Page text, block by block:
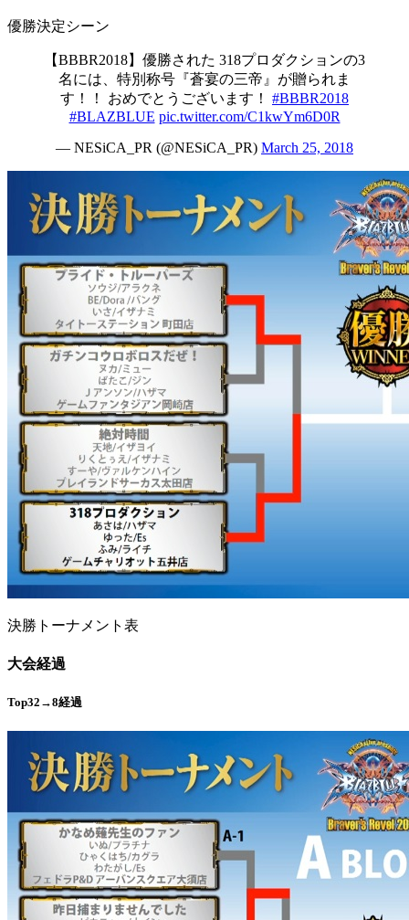
優勝決定シーン
【BBBR2018】優勝された 318プロダクションの3
名には、特別称号『蒼宴の三帝』が贈られま
す！！ おめでとうございます！ #BBBR2018
#BLAZBLUE pic.twitter.com/C1kwYm6D0R
— NESiCA_PR (@NESiCA_PR) March 25, 2018
決勝トーナメント表
大会経過
Top32→8経過